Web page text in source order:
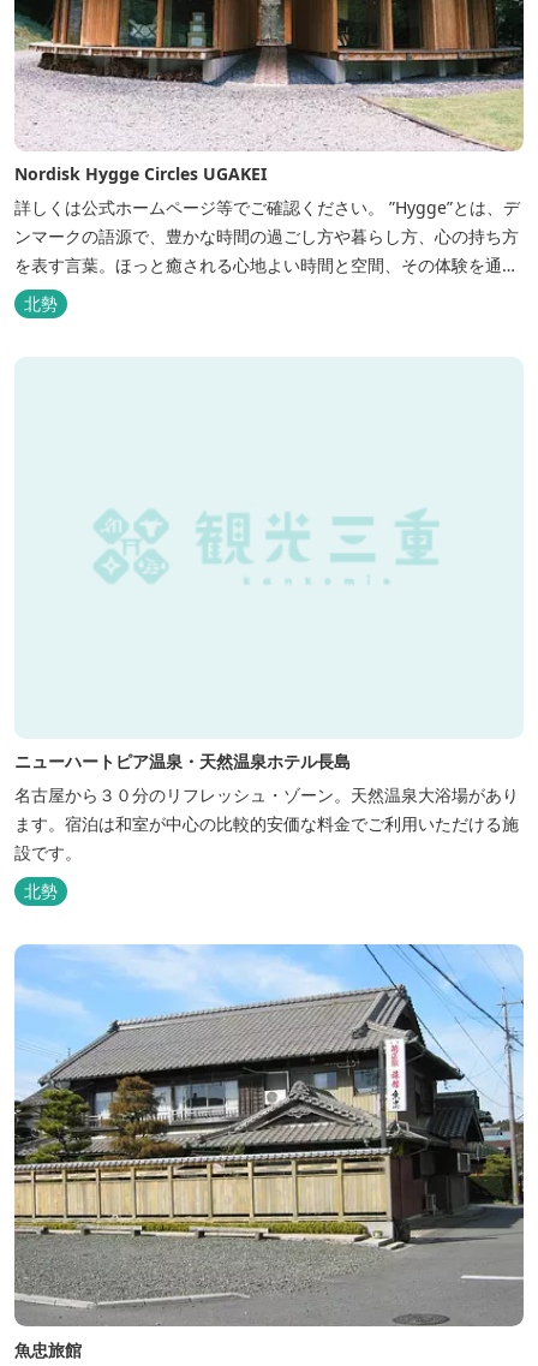
Nordisk Hygge Circles UGAKEI
詳しくは公式ホームページ等でご確認ください。 ”Hygge”とは、デ
ンマークの語源で、豊かな時間の過ごし方や暮らし方、心の持ち方
を表す言葉。ほっと癒される心地よい時間と空間、その体験を通し
て得られる幸福感のことです。 デンマーク発のアウトドアブランド
「Nordisk（ノルディスク）」と三重県いなべ市が連携して手がけ
た日本初のアウトドアフィールドが、2023年４月３日にオープンし
北勢
ニューハートピア温泉・天然温泉ホテル長島
名古屋から３０分のリフレッシュ・ゾーン。天然温泉大浴場があり
ます。宿泊は和室が中心の比較的安価な料金でご利用いただける施
設です。
北勢
魚忠旅館